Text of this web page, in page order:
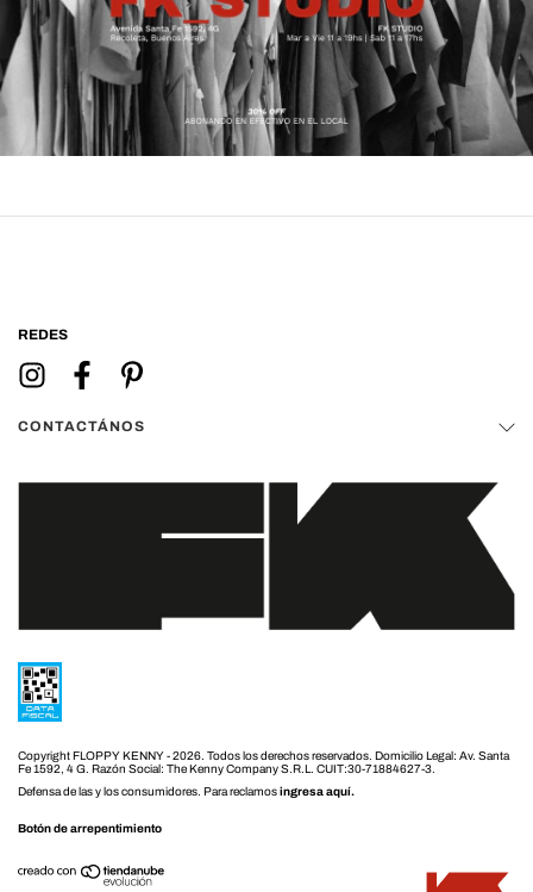
REDES
CONTACTÁNOS
Copyright FLOPPY KENNY - 2026. Todos los derechos reservados.
Defensa de las y los consumidores. Para reclamosingresa aquí.
Botón de arrepentimiento